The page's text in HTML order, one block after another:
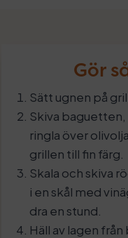
Gör
Sätt ugnen på
Skiva
ringla över
grillen till fin färg.
Skala och skiva
i en skål med
dra en stund.
Häll av lagen